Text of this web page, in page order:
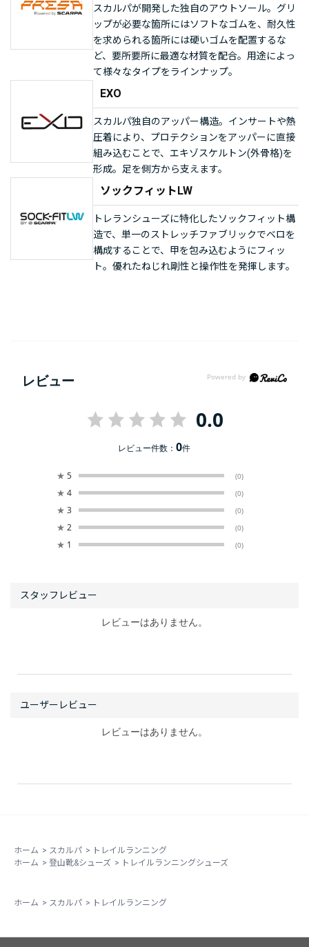
スカルパが開発した独自のアウトソール。グリ
ップが必要な箇所にはソフトなゴムを、耐久性
を求められる箇所には硬いゴムを配置するな
ど、要所要所に最適な材質を配合。用途によっ
て様々なタイプをラインナップ。
EXO
スカルパ独自のアッパー構造。インサートや熱
圧着により、プロテクションをアッパーに直接
組み込むことで、エキゾスケルトン(外骨格)を
形成。足を側方から支えます。
ソックフィットLW
トレランシューズに特化したソックフィット構
造で、単一のストレッチファブリックでベロを
構成することで、甲を包み込むようにフィッ
ト。優れたねじれ剛性と操作性を発揮します。
レビュー
0.0
レビュー件数：0件
★ 5 (0)
★ 4 (0)
★ 3 (0)
★ 2 (0)
★ 1 (0)
レビューはありません。
レビューはありません。
ホーム > スカルパ > トレイルランニング
ホーム > 登山靴&シューズ > トレイルランニングシューズ
ホーム > スカルパ > トレイルランニング